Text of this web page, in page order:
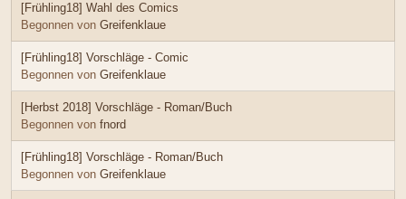
[Frühling18] Wahl des Comics
Begonnen von Greifenklaue
[Frühling18] Vorschläge - Comic
Begonnen von Greifenklaue
[Herbst 2018] Vorschläge - Roman/Buch
Begonnen von fnord
[Frühling18] Vorschläge - Roman/Buch
Begonnen von Greifenklaue